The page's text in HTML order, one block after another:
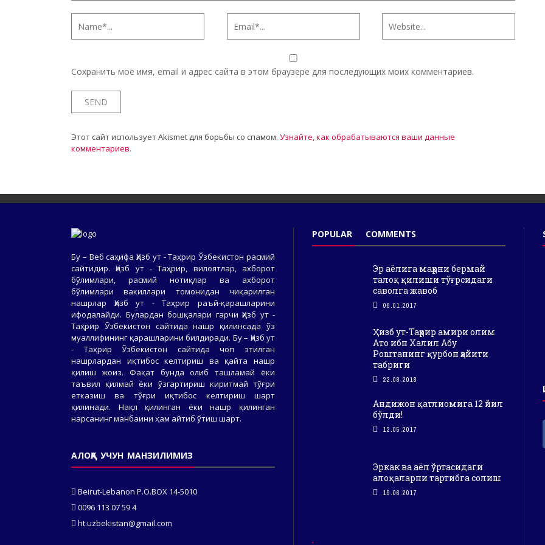
Сохранить моё имя, email и адрес сайта в этом браузере для последующих моих комментариев.
Этот сайт использует Akismet для борьбы со спамом. Узнайте, как обрабатываются ваши данные
комментариев.
Бу – Веб саҳифа Ҳизб ут - Таҳрир Ўзбекистон расмий
сайтидир. Ҳизб ут - Таҳрир, вилоятлар, ахборот
бўлимлари, расмий нотиқлар ва ахборот
бўлимлари вакиллари томонидан чиқарилган
нашрлар Ҳизб ут - Таҳрир раъй-қарашларини
ифодалайди. Булардан бошқалари гарчи Ҳизб ут -
Таҳрир Ўзбекистон сайтида нашр қилинсада ўз
муаллифининг қарашларини билдиради. Бу – Ҳизб ут
- Таҳрир Ўзбекистон сайтида чоп этилган
нашрлардан иқтибос келтириш ва қайта нашр
қилиш жоиз. Фақат бунда олиб ташламай ёки
таъвил қилмай ёки ўзгартириш киритмай тўғри
етказиш ва тўғри иқтибос келтириш шарт
қилинади. Нақл қилинган ёки нашр қилинган
нарсанинг манбаини ҳам айтиб ўтиш шарт.
АЛОҚА УЧУН МАНЗИЛИМИЗ
Beirut-Lebanon P.O.BOX 14-5010
0096 113 07 59 4
ht.uzbekistan@gmail.com
POPULAR COMMENTS
Эр аёлига маҳрни бермай
талоқ қилиши тўғрсидаги
саволга жавоб
08.01.2017
Ҳизб ут-Таҳрир амири олим
Ато ибн Халил Абу
Роштанинг қурбон ҳайити
табриги
22.08.2018
Андижон қатлиомига 12 йил
бўлди!
12.05.2017
Эркак ва аёл ўртасидаги
алоқаларни тартибга солиш
19.06.2017